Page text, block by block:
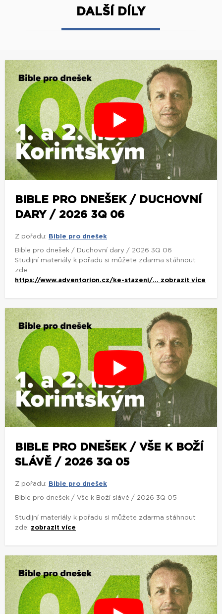
DALŠÍ DÍLY
BIBLE PRO DNEŠEK / DUCHOVNÍ
DARY / 2026 3Q 06
Z pořadu: Bible pro dnešek
Bible pro dnešek / Duchovní dary / 2026 3Q 06
Studijní materiály k pořadu si můžete zdarma stáhnout
zde:
https://www.adventorion.cz/ke-stazeni/... zobrazit více
BIBLE PRO DNEŠEK / VŠE K BOŽÍ
SLÁVĚ / 2026 3Q 05
Z pořadu: Bible pro dnešek
Bible pro dnešek / Vše k Boží slávě / 2026 3Q 05
Studijní materiály k pořadu si můžete zdarma stáhnout
zde: zobrazit více